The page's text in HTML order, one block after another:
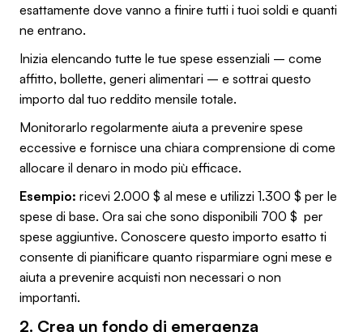
esattamente dove vanno a finire tutti i tuoi soldi e quanti
ne entrano.
Inizia elencando tutte le tue spese essenziali – come
affitto, bollette, generi alimentari – e sottrai questo
importo dal tuo reddito mensile totale.
Monitorarlo regolarmente aiuta a prevenire spese
eccessive e fornisce una chiara comprensione di come
allocare il denaro in modo più efficace.
Esempio: ricevi 2.000 $ al mese e utilizzi 1.300 $ per le
spese di base. Ora sai che sono disponibili 700 $ per
spese aggiuntive. Conoscere questo importo esatto ti
consente di pianificare quanto risparmiare ogni mese e
aiuta a prevenire acquisti non necessari o non
importanti.
2. Crea un fondo di emergenza